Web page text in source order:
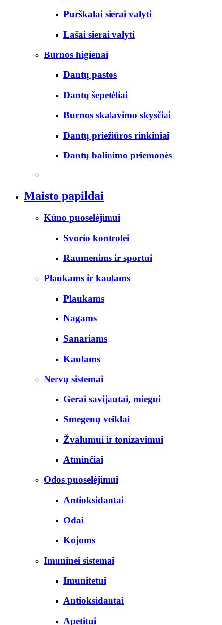
Purškalai sierai valyti
Lašai sierai valyti
Burnos higienai
Dantų pastos
Dantų šepetėliai
Burnos skalavimo skysčiai
Dantų priežiūros rinkiniai
Dantų balinimo priemonės
Maisto papildai
Kūno puoselėjimui
Svorio kontrolei
Raumenims ir sportui
Plaukams ir kaulams
Plaukams
Nagams
Sanariams
Kaulams
Nervų sistemai
Gerai savijautai, miegui
Smegenų veiklai
Žvalumui ir tonizavimui
Atminčiai
Odos puoselėjimui
Antioksidantai
Odai
Kojoms
Imuninei sistemai
Imunitetui
Antioksidantai
Apetitui